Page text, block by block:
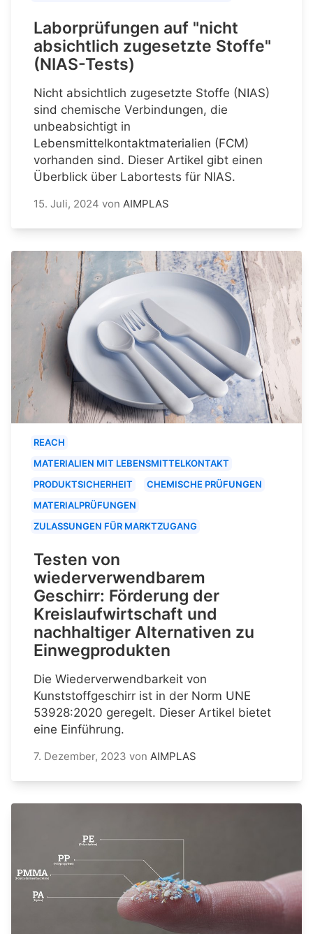
Laborprüfungen auf "nicht
absichtlich zugesetzte Stoffe"
(NIAS-Tests)
Nicht absichtlich zugesetzte Stoffe (NIAS)
sind chemische Verbindungen, die
unbeabsichtigt in
Lebensmittelkontaktmaterialien (FCM)
vorhanden sind. Dieser Artikel gibt einen
Überblick über Labortests für NIAS.
15. Juli, 2024 von AIMPLAS
REACH
MATERIALIEN MIT LEBENSMITTELKONTAKT
PRODUKTSICHERHEIT
CHEMISCHE PRÜFUNGEN
MATERIALPRÜFUNGEN
ZULASSUNGEN FÜR MARKTZUGANG
Testen von
wiederverwendbarem
Geschirr: Förderung der
Kreislaufwirtschaft und
nachhaltiger Alternativen zu
Einwegprodukten
Die Wiederverwendbarkeit von
Kunststoffgeschirr ist in der Norm UNE
53928:2020 geregelt. Dieser Artikel bietet
eine Einführung.
7. Dezember, 2023 von AIMPLAS